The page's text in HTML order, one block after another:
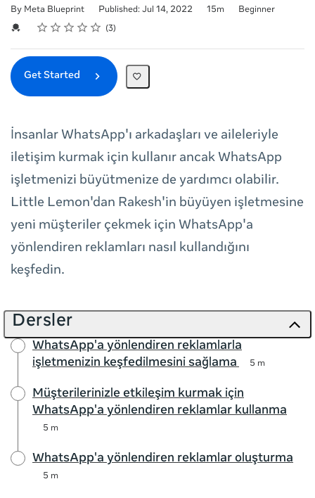
By Meta Blueprint Published: Jul 14, 2022
Duration 15m
Difficulty
Beginner
Credential For Completion
Rating
1 star
2 stars
3 stars
4 stars
5 stars
Average rating: 5.0 3
3 reviews
Get Started
İnsanlar WhatsApp'ı arkadaşları ve aileleriyle
iletişim kurmak için kullanır ancak WhatsApp
işletmenizi büyütmenize de yardımcı olabilir.
Little Lemon'dan Rakesh'in büyüyen işletmesine
yeni müşteriler çekmek için WhatsApp'a
yönlendiren reklamları nasıl kullandığını
keşfedin.
Dersler
WhatsApp'a yönlendiren reklamlarla
işletmenizin keşfedilmesini sağlama
5 m
Müşterilerinizle etkileşim kurmak için
WhatsApp'a yönlendiren reklamlar kullanma
5 m
WhatsApp'a yönlendiren reklamlar oluşturma
5 m